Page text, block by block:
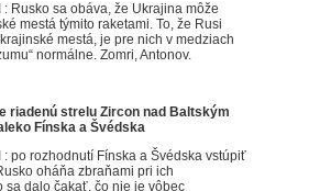
: Rusko sa obáva, že Ukrajina môže
mestá týmito raketami. To, že Rusi
mestá, je pre nich v medziach
normálne. Zomri, Antonov.
riadenú strelu Zircon nad Baltským
Fínska a Švédska
: po rozhodnutí Fínska a Švédska vstúpiť
oháňa zbraňami pri ich
sa dalo čakať, čo nie je vôbec